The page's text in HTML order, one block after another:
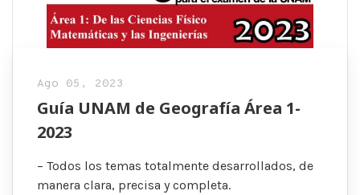
Ago 05, 2023
Guía UNAM de Geografía Área 1-
2023
– Todos los temas totalmente desarrollados, de
manera clara, precisa y completa.